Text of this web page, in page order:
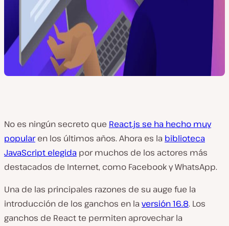
No es ningún secreto que React.js se ha hecho muy
popularen los últimos años. Ahora es la biblioteca
JavaScript elegida por muchos de los actores más
destacados de Internet, como Facebook y WhatsApp.
Una de las principales razones de su auge fue la
introducción de los ganchos en la versión 16.8. Los
ganchos de React te permiten aprovechar la